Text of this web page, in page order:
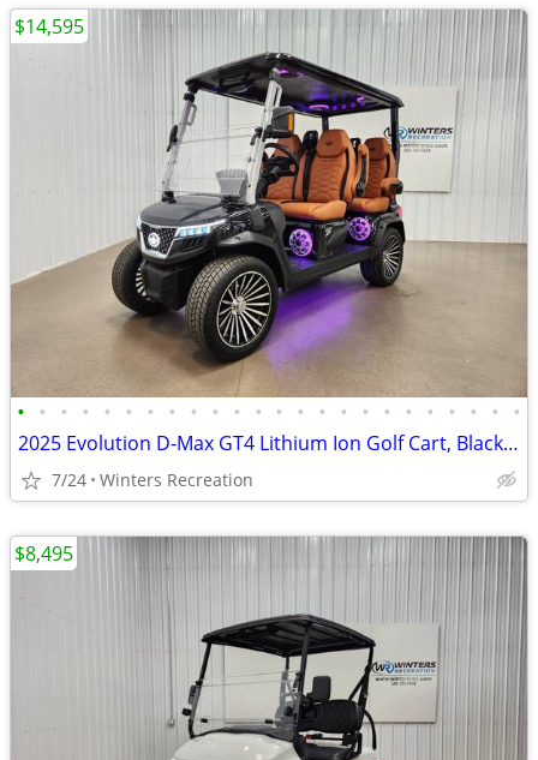
• • • • • • • • • • • • • • • • • • • • • • • •
2025 Evolution D-Max GT4 Lithium Ion Golf Cart, Black Sapphire
7/24 Winters Recreation
$14,595
$8,495